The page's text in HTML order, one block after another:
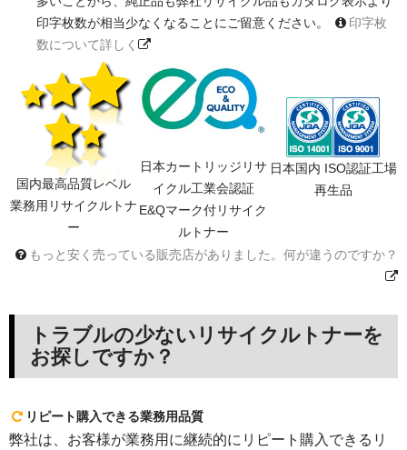
印字枚数が相当少なくなることにご留意ください。
印字枚
数について詳しく
国内最高品質レベル
業務用リサイクルトナ
ー
日本カートリッジリサ
イクル工業会認証
E&Qマーク付リサイク
ルトナー
日本国内 ISO認証工場
再生品
もっと安く売っている販売店がありました。何が違うのですか？
トラブルの少ないリサイクルトナーを
お探しですか？
リピート購入できる業務用品質
弊社は、お客様が業務用に継続的にリピート購入できるリ